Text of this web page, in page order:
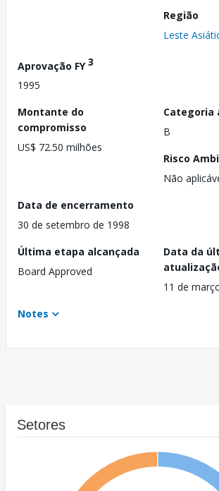
Região
Leste
Aprovação FY3
1995
Montante do
compromisso
US$ 72.50 milhões
Categoria
B
Risco
Não
Data de encerramento
30 de setembro de 1998
Última etapa alcançada
Board Approved
Data da
11 de
Notes
Setores